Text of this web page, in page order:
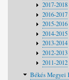
2017-2018
2016-2017
2015-2016
2014-2015
2013-2014
2012-2013
2011-2012
Békés Megyei